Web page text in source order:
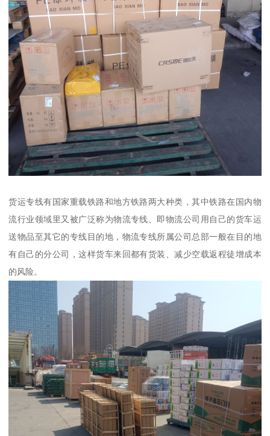
货运专线有国家重载铁路和地方铁路两大种类，其中铁路在国内物
流行业领域里又被广泛称为物流专线、即物流公司用自己的货车运
送物品至其它的专线目的地，物流专线所属公司总部一般在目的地
有自己的分公司，这样货车来回都有货装、减少空载返程徒增成本
的风险。